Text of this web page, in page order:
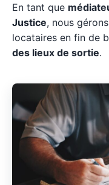
En tant que
Justice, nous
locataires en fin de
des lieux de sortie.